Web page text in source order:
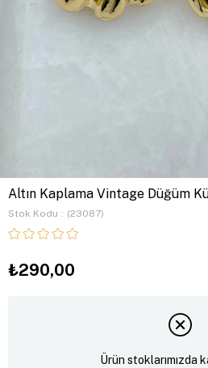
Altın Kaplama Vintage Düğüm
Stok Kodu (23087)
₺290,00
Ürün stoklarımızda